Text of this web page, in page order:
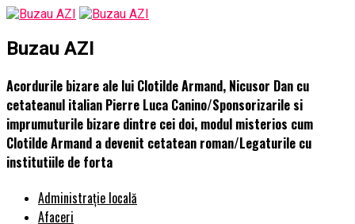
Buzau AZI
Acordurile bizare ale lui Clotilde Armand, Nicusor Dan cu
cetateanul italian Pierre Luca Canino/Sponsorizarile si
imprumuturile bizare dintre cei doi, modul misterios cum
Clotilde Armand a devenit cetatean roman/Legaturile cu
institutiile de forta
Administrație locală
Afaceri